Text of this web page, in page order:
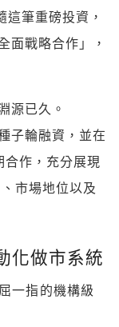
這筆重磅投資，
戰略合作」，
源已久。
子輪融資，並在
作，充分展現
市場地位以及
化做市系統
一指的機構級